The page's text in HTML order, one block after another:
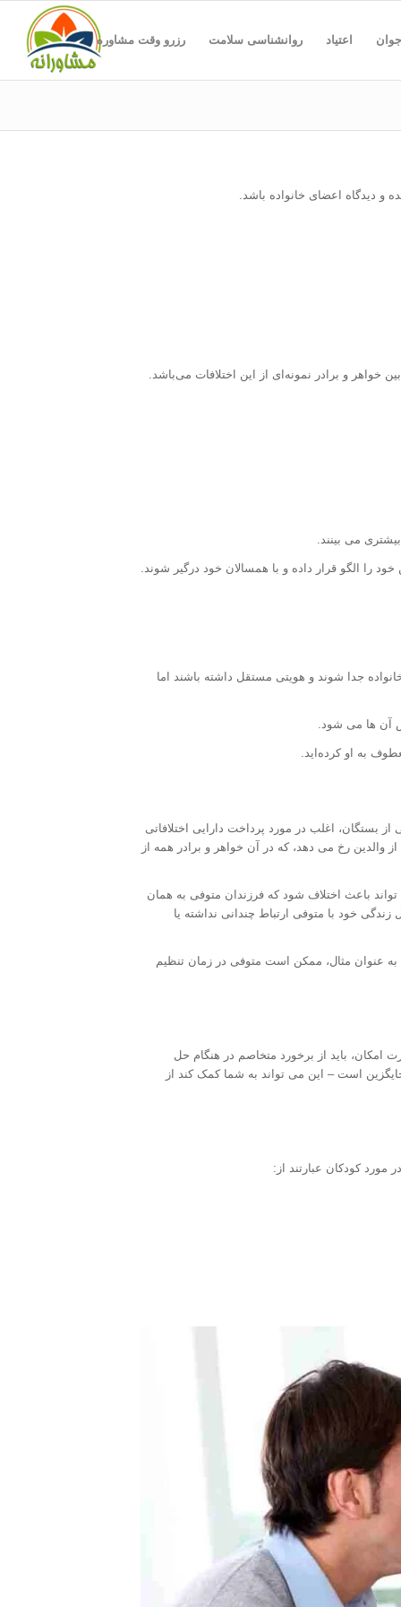
اعتیاد روانشناسی سلامت رزرو وقت مشاوره
و دیدگاه اعضای خانواده باشد.
خواهر و برادر نمونه‌ای از این اختلافات می‌باشد.
می بینند.
را الگو قرار داده و با همسالان خود درگیر شوند.
جدا شوند و هویتی مستقل داشته باشند اما
آن ها می شود.
به او کرده‌اید.
اغلب در مورد پرداخت دارایی اختلافاتی
رخ می دهد، که در آن خواهر و برادر همه از
باعث اختلاف شود که فرزندان متوفی به همان
خود با متوفی ارتباط چندانی نداشته یا
به عنوان مثال، ممکن است متوفی در زمان تنظیم
امکان، باید از برخورد متخاصم در هنگام حل
است – این می تواند به شما کمک کند از
مورد کودکان عبارتند از: